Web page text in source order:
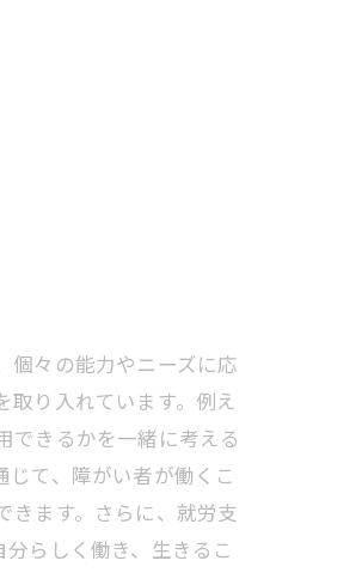
個々の能力やニーズに応
取り入れています。例え
できるかを一緒に考える
て、障がい者が働くこ
きます。さらに、就労支
らしく働き、生きるこ